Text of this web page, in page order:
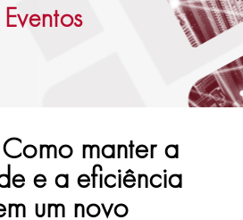
Eventos
manter a
e a eficiência
um novo